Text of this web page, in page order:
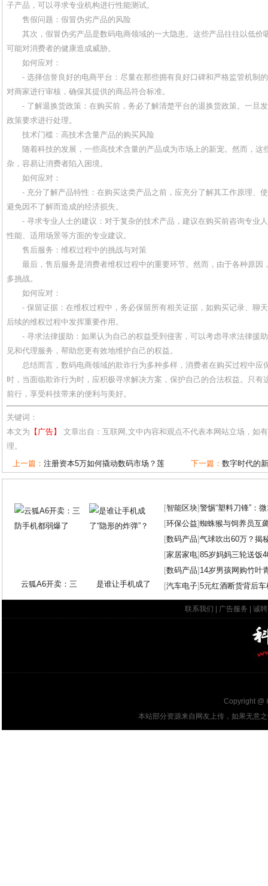
子产品，可以寻求专业机构进行性能测试。
售假问题：假冒伪劣产品的风险
其次，假冒伪劣产品是数码电商领域的一大隐患。这些产品往往以低价
可能对消费者的健康造成威胁。
如何应对：
- 选择信誉良好的电商平台：尽量在那些拥有良好口碑和严格监管机制
对商家进行审核，确保其提供的商品符合标准。
- 了解退换货政策：在购买前，务必了解清楚平台的退换货政策。一旦
政策要求进行处理。
技术门槛：高技术含量产品的购买风险
随着科技的发展，一些高技术含量的产品成为市场上的新宠。然而，这
杂，容易让消费者陷入困境。
如何应对：
- 充分了解产品特性：在购买这类产品之前，应充分了解其工作原理、
避免因不了解而造成的经济损失。
- 寻求专业人士的建议：对于复杂的技术产品，建议在购买前咨询专业
性能、适用场景等方面的专业建议。
售后服务：维权过程中的挑战与对策
最后，售后服务是消费者维权过程中的重要环节。然而，由于各种原因
多挑战。
如何应对：
- 保留证据：在维权过程中，务必保留所有相关证据，如购买记录、聊
后续的维权过程中发挥重要作用。
- 寻求法律援助：如果认为自己的权益受到侵害，可以考虑寻求法律援
见和代理服务，帮助您更有效地维护自己的权益。
总结而言，数码电商领域的欺诈行为多种多样，消费者在购买过程中应
时，当面临欺诈行为时，应积极寻求解决方案，保护自己的合法权益。只有
前行，享受科技带来的便利与美好。
关键词：
本文为 【广告】
文章出自：互联网,文中内容和观点不代表本网站立场，如
理。
上一篇： 注册资本5万如何撬动数码市场？莲 下一篇： 数字时代的
云狐A6开卖：三 是谁让手机成了
[智能区块]警惕“塑料刀锋”：
[环保公益]蜘蛛猴与饲养员互
[数码产品]气球吹出60万？揭
[家居家电]85岁妈妈三轮送饭
[数码产品] 14岁男孩网购竹叶
[汽车电子]5元红酒断货背后
联系我们 广告服务 诚
Copyright @
本站部分资源来自网友上传，如果无意